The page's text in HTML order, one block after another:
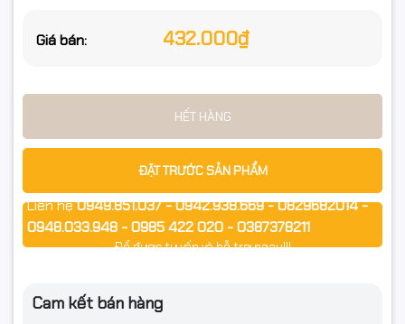
Giá bán: 432.000₫
HẾT HÀNG
ĐẶT TRƯỚC SẢN PHẨM
Liên hệ0949.851.037 - 0942.938.669 - 0829682014 -
0948.033.948 - 0985 422 020 - 0387378211
Để được tư vấn và hỗ trợ ngay!!!
Cam kết bán hàng